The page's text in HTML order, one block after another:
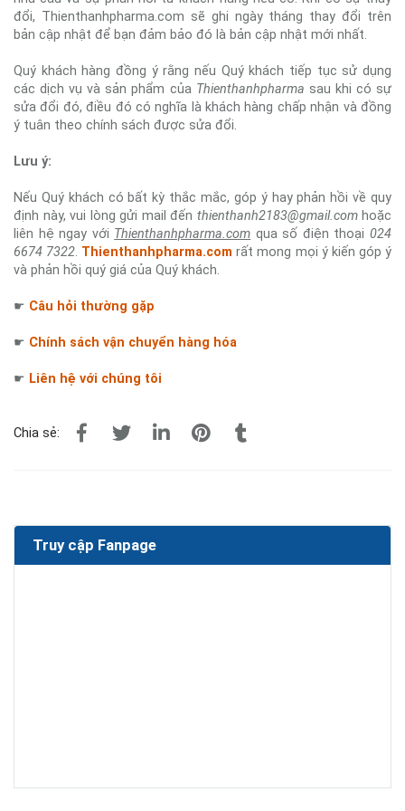
đổi, Thienthanhpharma.com sẽ ghi ngày tháng thay đổi trên
bản cập nhật để bạn đảm bảo đó là bản cập nhật mới nhất.
Quý khách hàng đồng ý rằng nếu Quý khách tiếp tục sử dụng
các dịch vụ và sản phẩm của Thienthanhpharma sau khi có sự
sửa đổi đó, điều đó có nghĩa là khách hàng chấp nhận và đồng
ý tuân theo chính sách được sửa đổi.
Lưu ý:
Nếu Quý khách có bất kỳ thắc mắc, góp ý hay phản hồi về quy
định này, vui lòng gửi mail đến thienthanh2183@gmail.comhoặc
liên hệ ngay với Thienthanhpharma.com qua số điện thoại024
6674 7322. Thienthanhpharma.com rất mong mọi ý kiến góp ý
và phản hồi quý giá của Quý khách.
☛ Câu hỏi thường gặp
☛ Chính sách vận chuyển hàng hóa
☛ Liên hệ với chúng tôi
Chia sẻ:
Truy cập Fanpage